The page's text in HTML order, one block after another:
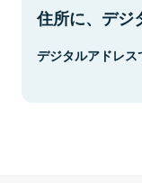
住所に、デジ
デジタルアドレス